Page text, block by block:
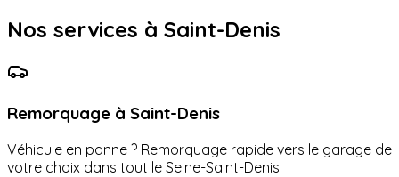
Nos services à Saint-Denis
Remorquage à Saint-Denis
Véhicule en panne ? Remorquage rapide vers le garage de
votre choix dans tout le Seine-Saint-Denis.